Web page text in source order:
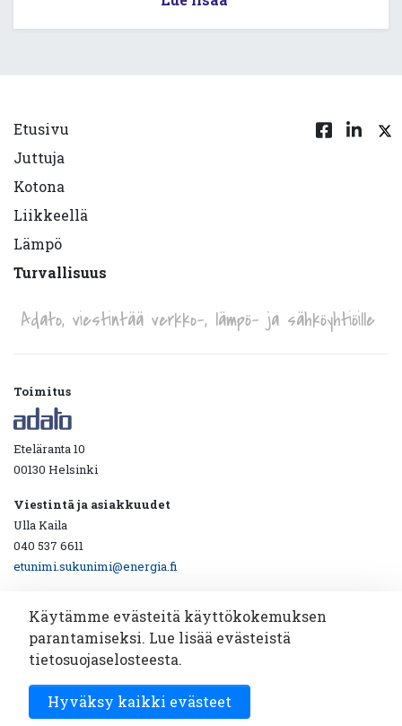
Etusivu
Juttuja
Kotona
Liikkeellä
Lämpö
Turvallisuus
Adato, viestintää verkko-, lämpö- ja sähköyhtiöille
Toimitus
Eteläranta 10
00130 Helsinki
Viestintä ja asiakkuudet
Ulla Kaila
040 537 6611
etunimi.sukunimi@energia.fi
Ota yhteyttä!
Katsotaan yhdessä miten viestintäyhteistyö toimii.
Sähköpostiosoite
Käytämme evästeitä käyttökokemuksen
parantamiseksi. Lue lisää evästeistä
tietosuojaselosteesta.
Hyväksy kaikki evästeet